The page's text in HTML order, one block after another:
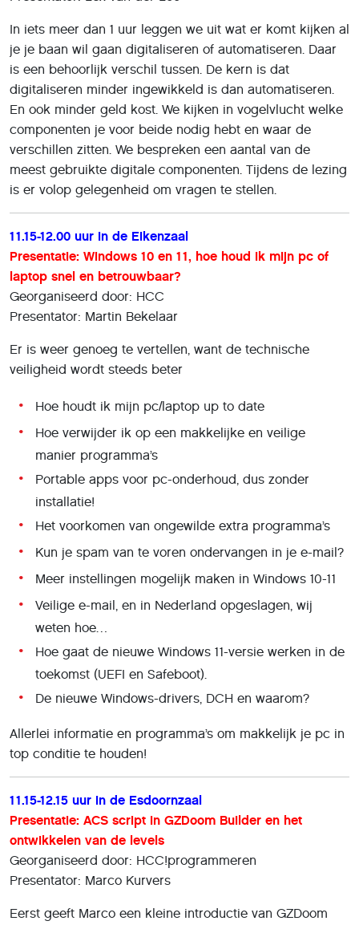
In iets meer dan 1 uur leggen we uit wat er komt kijken al
je je baan wil gaan digitaliseren of automatiseren. Daar
is een behoorlijk verschil tussen. De kern is dat
digitaliseren minder ingewikkeld is dan automatiseren.
En ook minder geld kost. We kijken in vogelvlucht welke
componenten je voor beide nodig hebt en waar de
verschillen zitten. We bespreken een aantal van de
meest gebruikte digitale componenten. Tijdens de lezing
is er volop gelegenheid om vragen te stellen.
11.15-12.00 uur in de Eikenzaal
Presentatie: Windows 10 en 11, hoe houd ik mijn pc of
laptop snel en betrouwbaar?
Georganiseerd door: HCC
Presentator: Martin Bekelaar
Er is weer genoeg te vertellen, want de technische
veiligheid wordt steeds beter
Hoe houdt ik mijn pc/laptop up to date
Hoe verwijder ik op een makkelijke en veilige
manier programma’s
Portable apps voor pc-onderhoud, dus zonder
installatie!
Het voorkomen van ongewilde extra programma’s
Kun je spam van te voren ondervangen in je e-mail?
Meer instellingen mogelijk maken in Windows 10-11
Veilige e-mail, en in Nederland opgeslagen, wij
weten hoe…
Hoe gaat de nieuwe Windows 11-versie werken in de
toekomst (UEFI en Safeboot).
De nieuwe Windows-drivers, DCH en waarom?
Allerlei informatie en programma’s om makkelijk je pc in
top conditie te houden!
11.15-12.15 uur in de Esdoornzaal
Presentatie: ACS script in GZDoom Builder en het
ontwikkelen van de levels
Georganiseerd door: HCC!programmeren
Presentator: Marco Kurvers
Eerst geeft Marco een kleine introductie van GZDoom